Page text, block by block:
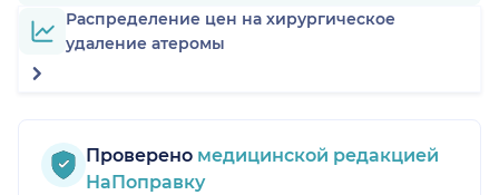
Распределение цен на хирургическое
удаление атеромы
Проверено медицинской редакцией
НаПоправку